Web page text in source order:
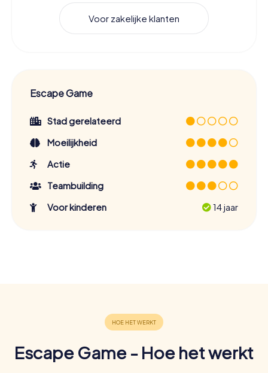
Voor zakelijke klanten
Escape Game
Stad gerelateerd
Moeilijkheid
Actie
Teambuilding
Voor kinderen
14 jaar
Escape Game - Hoe het werkt